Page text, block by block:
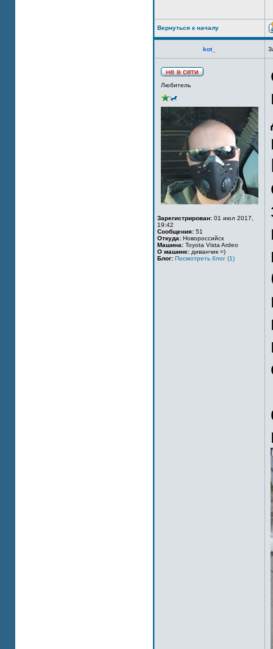
Вернуться к началу
kot_
Любитель
Зарегистрирован: 01 июл 2017,
19:42
Сообщения: 51
Откуда: Новороссийск
Машина: Toyota Vista Ardeo
О машине: диванчик =)
Блог: Посмотреть блог (1)